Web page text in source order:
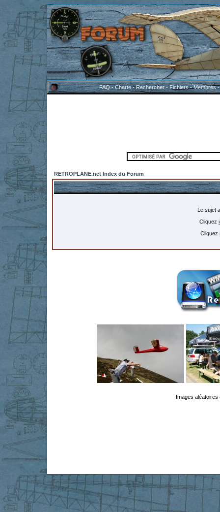
FAQ-Charte-Rechercher-Fichiers-Membres
RETROPLANE.net Index du Forum
Le sujet
Cliquez
Cliquez
Images aléatoires